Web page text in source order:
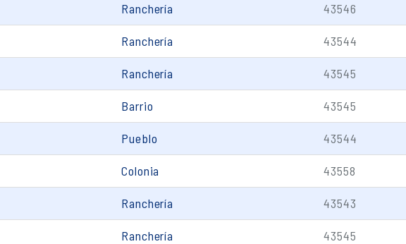
Ranchería 43546
Ranchería 43544
Ranchería 43545
Barrio 43545
Pueblo 43544
Colonia 43558
Ranchería 43543
Ranchería 43545